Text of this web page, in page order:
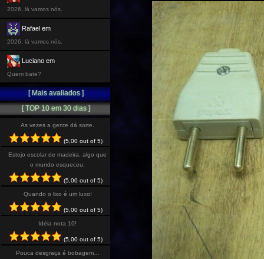
2026, lá vamos nós.
Rafael em
2026, lá vamos nós.
Luciano em
Quem bate?
[ Mais avaliados ]
[ TOP 10 em 30 dias ]
As vezes a gente dá sorte.
(5,00 out of 5)
Estojo escolar de madeira, algo que
o mundo esqueceu.
(5,00 out of 5)
Quando o lixo é um luxo!
(5,00 out of 5)
Idéia nota 10!
(5,00 out of 5)
Pouca desgraça é bobagem…